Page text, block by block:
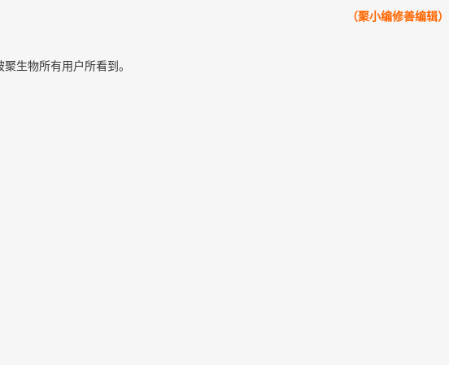
（聚小编修善编辑）
生物所有用户所看到。